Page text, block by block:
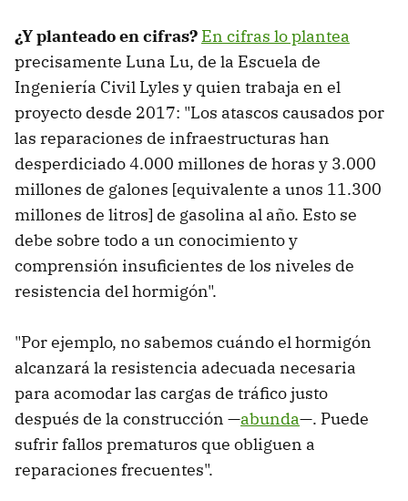
¿Y planteado en cifras? En cifras lo plantea
precisamente Luna Lu, de la Escuela de
Ingeniería Civil Lyles y quien trabaja en el
proyecto desde 2017: "Los atascos causados por
las reparaciones de infraestructuras han
desperdiciado 4.000 millones de horas y 3.000
millones de galones [equivalente a unos 11.300
millones de litros] de gasolina al año. Esto se
debe sobre todo a un conocimiento y
comprensión insuficientes de los niveles de
resistencia del hormigón".
"Por ejemplo, no sabemos cuándo el hormigón
alcanzará la resistencia adecuada necesaria
para acomodar las cargas de tráfico justo
después de la construcción —abunda—. Puede
sufrir fallos prematuros que obliguen a
reparaciones frecuentes".